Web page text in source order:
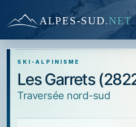
ALPES-SUD.NET
SKI-ALPINISME
Les Garrets
traversée nord-sud